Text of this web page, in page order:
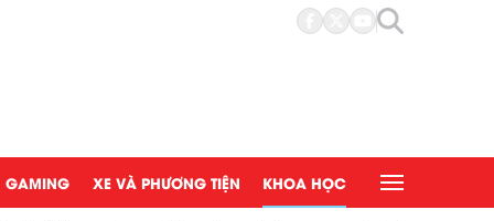
GAMING XE VÀ PHƯƠNG TIỆN KHOA HỌC